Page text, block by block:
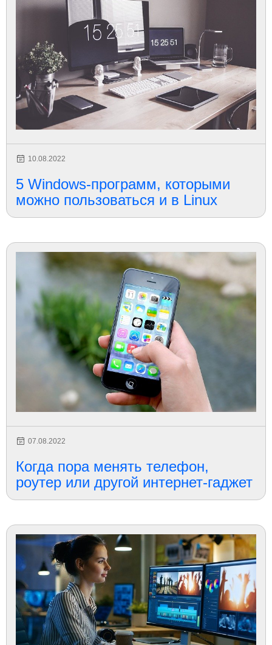
10.08.2022
5 Windows-программ, которыми
можно пользоваться и в Linux
07.08.2022
Когда пора менять телефон,
роутер или другой интернет-гаджет